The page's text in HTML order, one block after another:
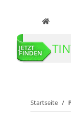
JETZT
FINDEN
Startseite